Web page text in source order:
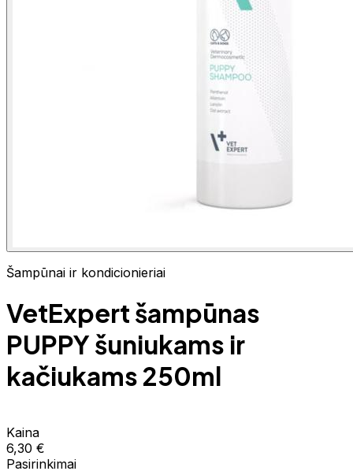
Šampūnai ir kondicionieriai
VetExpert šampūnas
PUPPY šuniukams ir
kačiukams 250ml
Kaina
6,30 €
Pasirinkimai